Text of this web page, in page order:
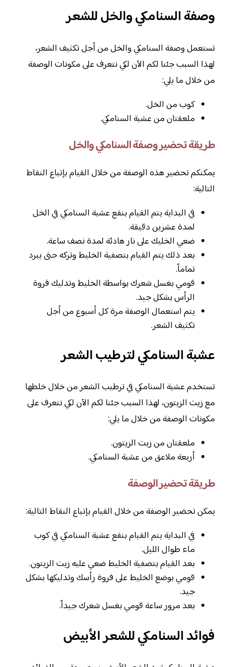
وصفة السنامكي والخل للشعر
تستعمل وصفة السنامكي والخل من أجل تكثيف الشعر،
لهذا السبب جئنا لكم الآن لكي نتعرف على مكونات الوصفة
من خلال ما يلي:
كوب من الخل.
ملعقتان من عشبة السنامكي.
طريقة تحضير وصفة السنامكي والخل
يمكنكم تحضير هذه الوصفة من خلال القيام بإتباع النقاط
التالية:
في البداية يتم القيام بنقع عشبة السنامكي في الخل
لمدة عشرين دقيقة.
ضعي الخليك على نار هادئة لمدة نصف ساعة.
بعد ذلك يتم القيام بتصفية الخليط وتركه حتى يبرد
تماماً.
قومي بغسل شعرك بواسطة الخليط وتدليك فروة
الرأس بشكل جيد.
يتم استعمال الوصفة مرة كل أسبوع من أجل
تكثيف الشعر.
عشبة السنامكي لترطيب الشعر
تستخدم عشبة السنامكي في ترطيب الشعر من خلال خلطها
مع زيت الزيتون، لهذا السبب جئنا لكم الآن لكي نتعرف على
مكونات الوصفة من خلال ما يلي:
ملعقتان من زيت الزيتون.
أربعة ملاعق من عشبة السنامكي.
طريقة تحضير الوصفة
يمكن تحضير الوصفة من خلال القيام بإتباع النقاط التالية:
في البداية يتم القيام بنقع عشبة السنامكي في كوب
ماء طوال الليل.
بعد القيام بتصفية الخليط ضعي عليه زيت الزيتون.
قومي بوضع الخليط على فروة رأسك وتدليكها بشكل
جيد.
بعد مرور ساعة قومي بغسل شعرك جيداً.
فوائد السنامكي للشعر الأبيض